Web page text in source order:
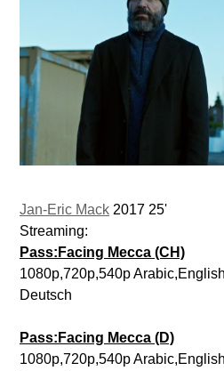
Jan-Eric Mack 2017 25'
Streaming:
Pass:Facing Mecca (CH)
1080p,720p,540p
Deutsch
Pass:Facing Mecca (D)
1080p,720p,540p
Abonnement
216.73.216.122